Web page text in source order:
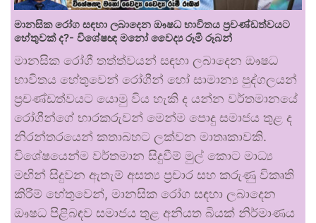
මානසික රෝග සඳහා ලබාදෙන ඖෂධ භාවිතය ප්‍රචණ්ඩත්වයට
හේතුවක් ද?- විශේෂඥ මනෝ වෛද්‍ය රූමි රූබන්
මානසික රෝගී තත්ත්වයන් සඳහා ලබාදෙන ඖෂධ
භාවිතය හේතුවෙන් රෝගීන් හෝ සාමාන්‍ය පුද්ගලයන්
ප්‍රචණ්ඩත්වයට යොමු විය හැකි ද යන්න වර්තමානයේ
රෝගීන්ගේ භාරකරුවන් මෙන්ම පොදු සමාජය තුළ ද
නිරන්තරයෙන් කතාබහට ලක්වන මාතෘකාවකි.
විශේෂයෙන්ම වර්තමාන සිදුවීම් මුල් කොට මාධ්‍ය
මඟින් සිදුවන ඇතැම් අසත්‍ය ප්‍රචාර සහ කරුණු විකෘති
කිරීම් හේතුවෙන්, මානසික රෝග සඳහා ලබාදෙන
ඖෂධ පිළිබඳව සමාජය තුළ අනියත බියක් නිර්මාණය